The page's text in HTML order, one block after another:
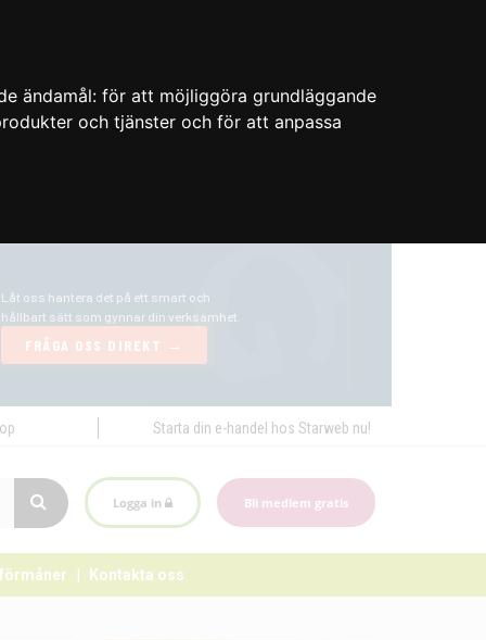
ändamål: för att möjliggöra grundläggande
och tjänster och för att anpassa
Starta din e-handel hos Starweb nu!
Logga in Bli medlem gratis
Kontakta oss